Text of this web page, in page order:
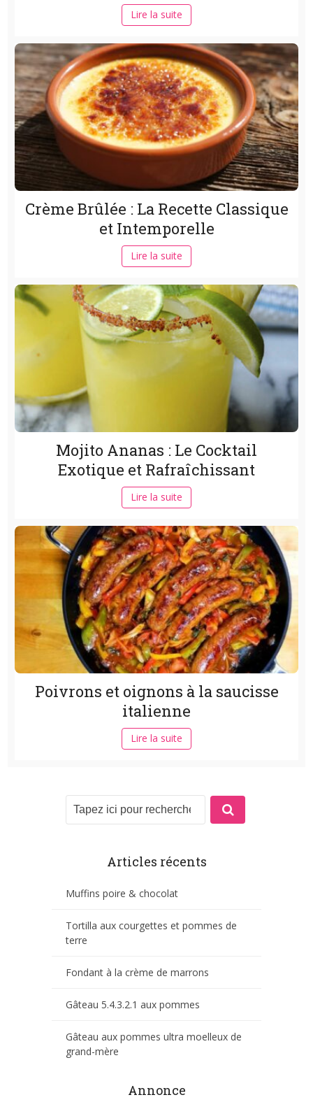
Lire la suite
Crème Brûlée : La Recette Classique
et Intemporelle
Lire la suite
Mojito Ananas : Le Cocktail
Exotique et Rafraîchissant
Lire la suite
Poivrons et oignons à la saucisse
italienne
Lire la suite
Articles récents
Muffins poire & chocolat
Tortilla aux courgettes et pommes de
terre
Fondant à la crème de marrons
Gâteau 5.4.3.2.1 aux pommes
Gâteau aux pommes ultra moelleux de
grand-mère
Annonce